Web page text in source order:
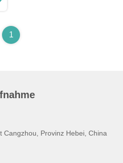
1
Cangzhou, Provinz Hebei, China